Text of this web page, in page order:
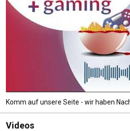
Komm auf unsere Seite - wir haben
Videos